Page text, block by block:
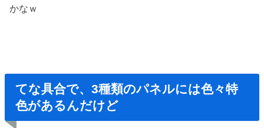
かなｗ
てな具合で、3種類のパネルには色々特
色があるんだけど